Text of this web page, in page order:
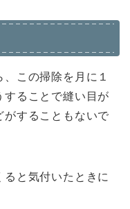
この掃除を月に１
することで縫い目が
がすることもないで
と気付いたときに